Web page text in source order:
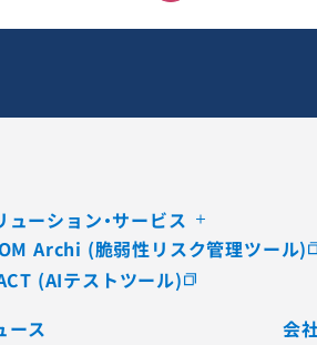
ューション・サービス
Archi (脆弱性リスク管理ツール)
(AIテストツール)
ース
会